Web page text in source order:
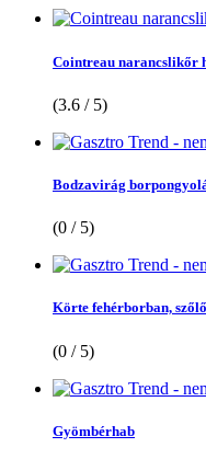
Cointreau narancslikőr
(3.6 / 5)
Bodzavirág
(0 / 5)
Körte fehérborban,
(0 / 5)
Gyömbérhab